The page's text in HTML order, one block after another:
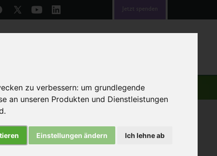
zu verbessern: um grundlegende
an unseren Produkten und Dienstleistungen
.
Ich lehne ab
Einstellungen ändern
Jetzt spenden